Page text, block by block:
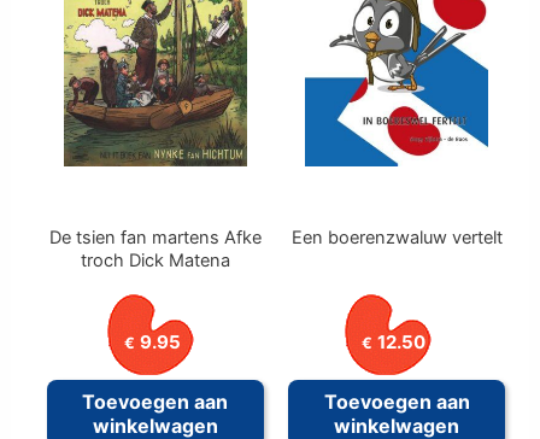
De tsien fan martens Afke
troch Dick Matena
€ 9.95
Toevoegen aan
winkelwagen
Een boerenzwaluw vertelt
€ 12.50
Toevoegen aan
winkelwagen